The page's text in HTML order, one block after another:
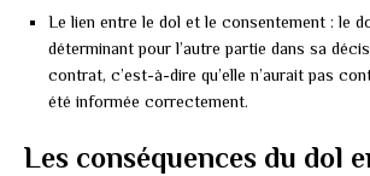
Le lien entre le dol et le consentement : le
déterminant pour l’autre partie dans sa
contrat, c’est-à-dire qu’elle n’aurait pas
été informée correctement.
Les conséquences du dol